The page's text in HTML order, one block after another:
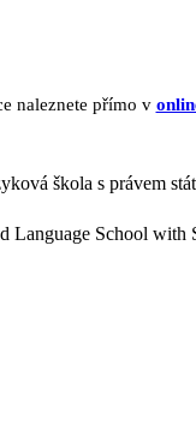
naleznete přímo v
škola s právem
Language School